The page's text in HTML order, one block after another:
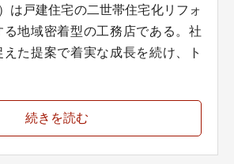
は戸建住宅の二世帯住宅化リフォ
る地域密着型の工務店である。社
た提案で着実な成長を続け、ト
続きを読む